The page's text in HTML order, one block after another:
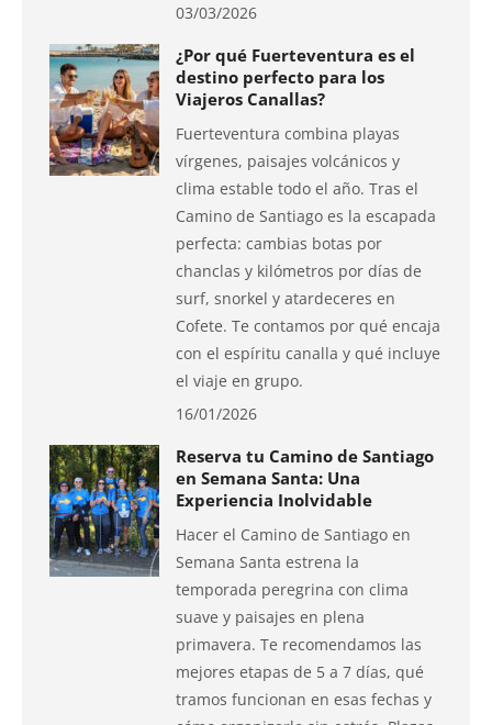
03/03/2026
¿Por qué Fuerteventura es el
destino perfecto para los
Viajeros Canallas?
Fuerteventura combina playas
vírgenes, paisajes volcánicos y
clima estable todo el año. Tras el
Camino de Santiago es la escapada
perfecta: cambias botas por
chanclas y kilómetros por días de
surf, snorkel y atardeceres en
Cofete. Te contamos por qué encaja
con el espíritu canalla y qué incluye
el viaje en grupo.
16/01/2026
Reserva tu Camino de Santiago
en Semana Santa: Una
Experiencia Inolvidable
Hacer el Camino de Santiago en
Semana Santa estrena la
temporada peregrina con clima
suave y paisajes en plena
primavera. Te recomendamos las
mejores etapas de 5 a 7 días, qué
tramos funcionan en esas fechas y